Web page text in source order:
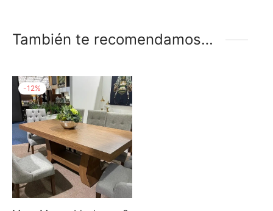
También te recomendamos…
-12%